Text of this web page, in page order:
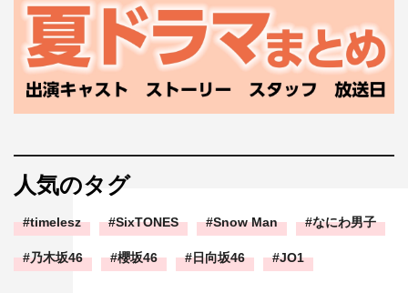
人気のタグ
timelesz SixTONES Snow Man なにわ男子
乃木坂46 櫻坂46 日向坂46 JO1